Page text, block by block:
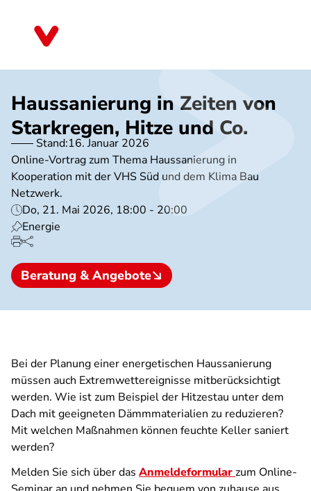
Haussanierung in Zeiten von
Starkregen, Hitze und Co.
Stand:16. Januar 2026
Online-Vortrag zum Thema Haussanierung in
Kooperation mit der VHS Süd und dem Klima Bau
Netzwerk.
Do, 21. Mai 2026, 18:00 - 20:00
Energie
Beratung & Angebote
Bei der Planung einer energetischen Haussanierung
müssen auch Extremwettereignisse mitberücksichtigt
werden. Wie ist zum Beispiel der Hitzestau unter dem
Dach mit geeigneten Dämmmaterialien zu reduzieren?
Mit welchen Maßnahmen können feuchte Keller saniert
werden?
Melden Sie sich über das Anmeldeformularzum Online-